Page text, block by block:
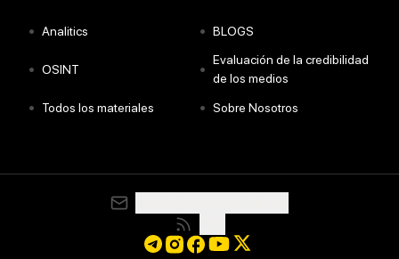
• Analitics • BLOGS
• OSINT •
Evaluación de la credibilidad
de los medios
• Todos los materiales • Sobre Nosotros